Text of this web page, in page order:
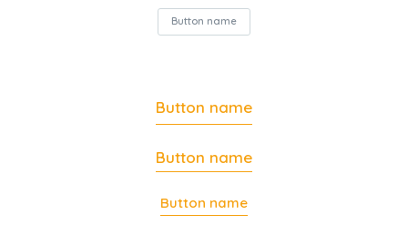
Button name
Button name
Button name
Button name